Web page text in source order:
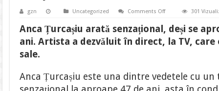
gzn Uncategorized Comments Offon
Țurcașiu
arată
senzațional
și
a
dezvăluit
301
Anca Țurcașiu arată senzațional, deși se
ani. Artista a dezvăluit în direct, la TV,
sale.
Anca Țurcașiu este una dintre vedetele cu